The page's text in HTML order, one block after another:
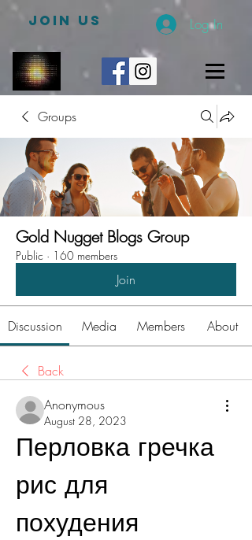
JOIN US Log In
Groups
Gold Nugget Blogs Group
Public · 160 members
Join
Discussion Media Members About
Back
Anonymous
August 28, 2023
Перловка гречка
рис для
похудения